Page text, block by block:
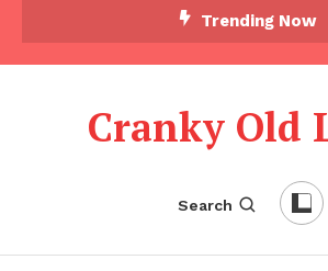
Trending Now
Cranky Old
Search